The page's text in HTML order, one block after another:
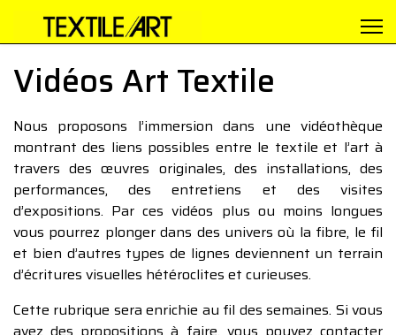
Vidéos Art Textile
Nous proposons l’immersion dans une vidéothèque
montrant des liens possibles entre le textile et l’art à
travers des œuvres originales, des installations, des
performances, des entretiens et des visites
d’expositions. Par ces vidéos plus ou moins longues
vous pourrez plonger dans des univers où la fibre, le fil
et bien d’autres types de lignes deviennent un terrain
d’écritures visuelles hétéroclites et curieuses.
Cette rubrique sera enrichie au fil des semaines. Si vous